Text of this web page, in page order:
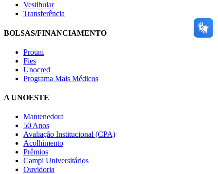
Vestibular
Transferência
BOLSAS/FINANCIAMENTO
Prouni
Fies
Unocred
Programa Mais Médicos
A UNOESTE
Mantenedora
50 Anos
Avaliação Institucional (CPA)
Acolhimento
Prêmios
Campi Universitários
Ouvidoria